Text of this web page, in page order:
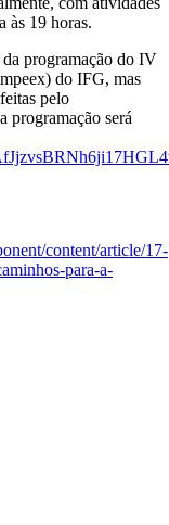
às 19 horas.
programação do IV
do IFG, mas
pelo
programação será
content/article/17-
para-a-